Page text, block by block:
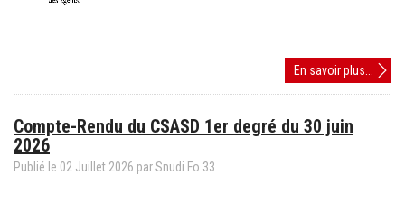
En savoir plus...
Compte-Rendu du CSASD 1er degré du 30 juin
2026
Publié le 02 Juillet 2026 parSnudi Fo 33